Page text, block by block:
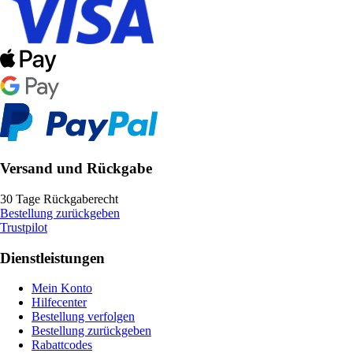
Versand und Rückgabe
30 Tage Rückgaberecht
Bestellung zurückgeben
Trustpilot
Dienstleistungen
Mein Konto
Hilfecenter
Bestellung verfolgen
Bestellung zurückgeben
Rabattcodes